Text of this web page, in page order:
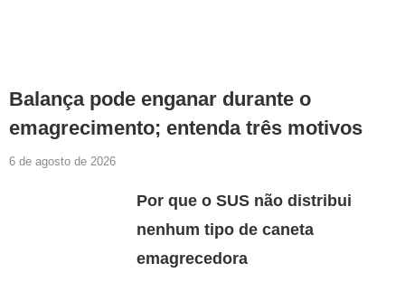
Balança pode enganar durante o
emagrecimento; entenda três motivos
6 de agosto de 2026
Por que o SUS não distribui
nenhum tipo de caneta
emagrecedora